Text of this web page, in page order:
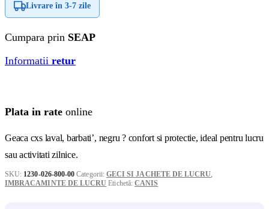
Livrare în 3-7 zile
Cumpara prin SEAP
Informatii retur
Plata in rate online
Geaca cxs laval, barbati’, negru ? confort si protectie, ideal pentru lucru
sau activitati zilnice.
SKU: 1230-026-800-00 Categorii: GECI SI JACHETE DE LUCRU
IMBRACAMINTE DE LUCRU Etichetă: CANIS